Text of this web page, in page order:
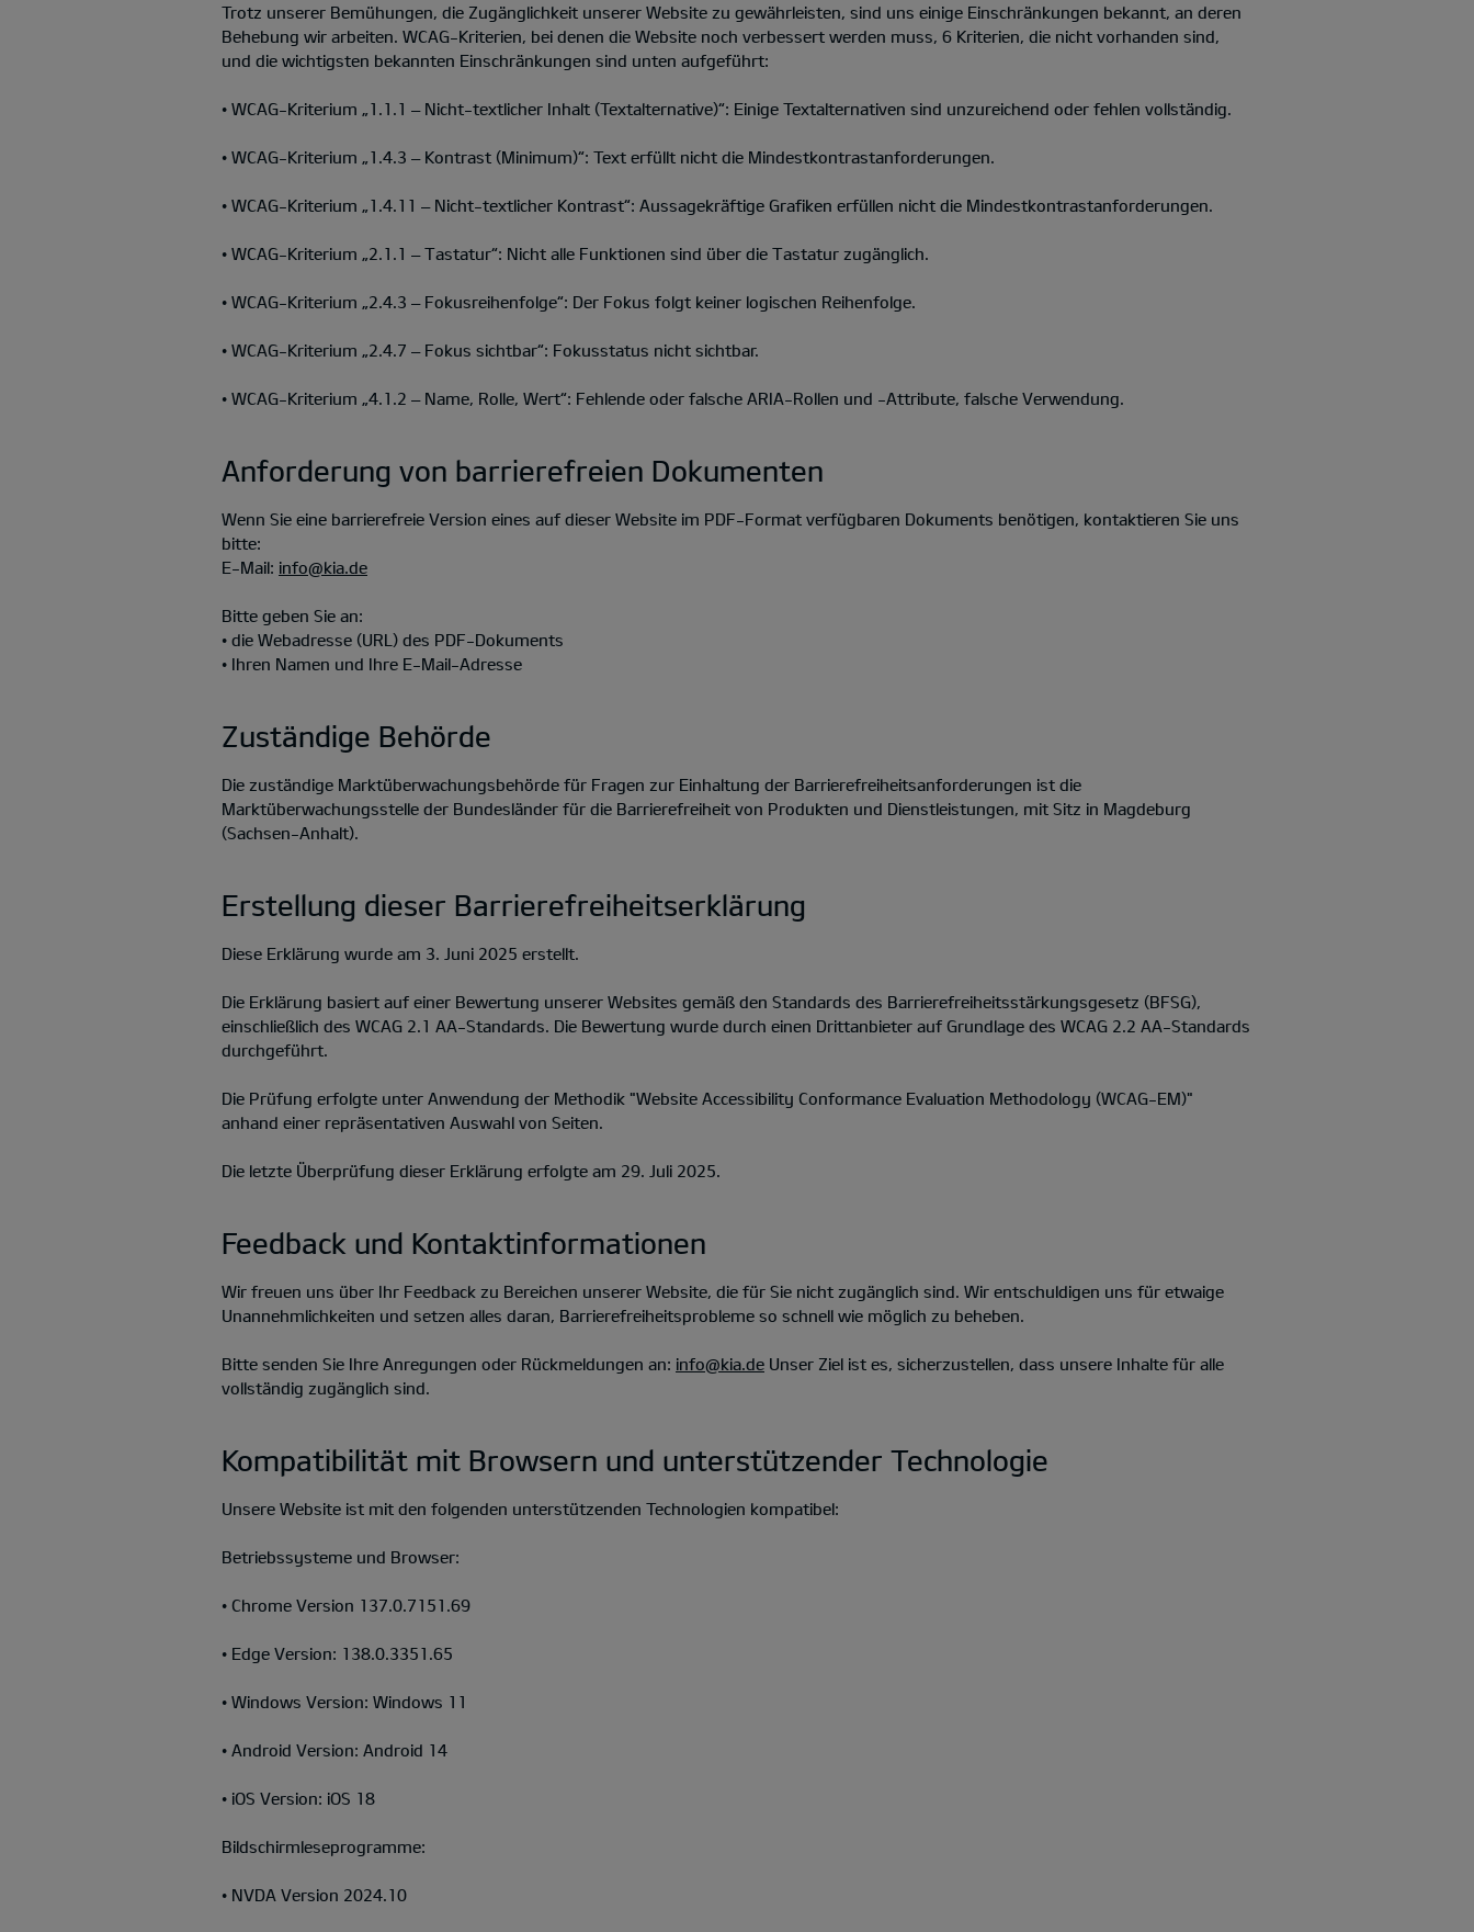
Trotz unserer Bemühungen, die Zugänglichkeit unserer Website zu gewährleisten, sind uns einige Einschränkungen bekannt, an deren
Behebung wir arbeiten. WCAG-Kriterien, bei denen die Website noch verbessert werden muss, 6 Kriterien, die nicht vorhanden sind,
und die wichtigsten bekannten Einschränkungen sind unten aufgeführt:
• WCAG-Kriterium „1.1.1 – Nicht-textlicher Inhalt (Textalternative)“: Einige Textalternativen sind unzureichend oder fehlen vollständig.
• WCAG-Kriterium „1.4.3 – Kontrast (Minimum)“: Text erfüllt nicht die Mindestkontrastanforderungen.
• WCAG-Kriterium „1.4.11 – Nicht-textlicher Kontrast“: Aussagekräftige Grafiken erfüllen nicht die Mindestkontrastanforderungen.
• WCAG-Kriterium „2.1.1 – Tastatur“: Nicht alle Funktionen sind über die Tastatur zugänglich.
• WCAG-Kriterium „2.4.3 – Fokusreihenfolge“: Der Fokus folgt keiner logischen Reihenfolge.
• WCAG-Kriterium „2.4.7 – Fokus sichtbar“: Fokusstatus nicht sichtbar.
• WCAG-Kriterium „4.1.2 – Name, Rolle, Wert“: Fehlende oder falsche ARIA-Rollen und -Attribute, falsche Verwendung.
Anforderung von barrierefreien Dokumenten
Wenn Sie eine barrierefreie Version eines auf dieser Website im PDF-Format verfügbaren Dokuments benötigen, kontaktieren Sie uns
bitte:
E-Mail: info@kia.de
Bitte geben Sie an:
• die Webadresse (URL) des PDF-Dokuments
• Ihren Namen und Ihre E-Mail-Adresse
Zuständige Behörde
Die zuständige Marktüberwachungsbehörde für Fragen zur Einhaltung der Barrierefreiheitsanforderungen ist die
Marktüberwachungsstelle der Bundesländer für die Barrierefreiheit von Produkten und Dienstleistungen, mit Sitz in Magdeburg
(Sachsen-Anhalt).
Erstellung dieser Barrierefreiheitserklärung
Diese Erklärung wurde am 3. Juni 2025 erstellt.
Die Erklärung basiert auf einer Bewertung unserer Websites gemäß den Standards des Barrierefreiheitsstärkungsgesetz (BFSG),
einschließlich des WCAG 2.1 AA-Standards. Die Bewertung wurde durch einen Drittanbieter auf Grundlage des WCAG 2.2 AA-Standards
durchgeführt.
Die Prüfung erfolgte unter Anwendung der Methodik "Website Accessibility Conformance Evaluation Methodology (WCAG-EM)"
anhand einer repräsentativen Auswahl von Seiten.
Die letzte Überprüfung dieser Erklärung erfolgte am 29. Juli 2025.
Feedback und Kontaktinformationen
Wir freuen uns über Ihr Feedback zu Bereichen unserer Website, die für Sie nicht zugänglich sind. Wir entschuldigen uns für etwaige
Unannehmlichkeiten und setzen alles daran, Barrierefreiheitsprobleme so schnell wie möglich zu beheben.
Bitte senden Sie Ihre Anregungen oder Rückmeldungen an: info@kia.de Unser Ziel ist es, sicherzustellen, dass unsere Inhalte für alle
vollständig zugänglich sind.
Kompatibilität mit Browsern und unterstützender Technologie
Unsere Website ist mit den folgenden unterstützenden Technologien kompatibel:
Betriebssysteme und Browser:
• Chrome Version 137.0.7151.69
• Edge Version: 138.0.3351.65
• Windows Version: Windows 11
• Android Version: Android 14
• iOS Version: iOS 18
Bildschirmleseprogramme:
• NVDA Version 2024.10